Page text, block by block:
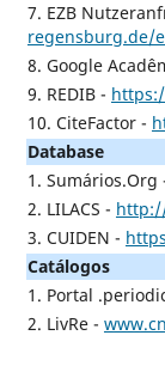
7. EZB
regensburg.de/
8. Google
9. REDIB -
10. CiteFactor -
Database
1. Sumários.Org
2. LILACS -
3. CUIDEN -
Catálogos
1. Portal
2. LivRe -